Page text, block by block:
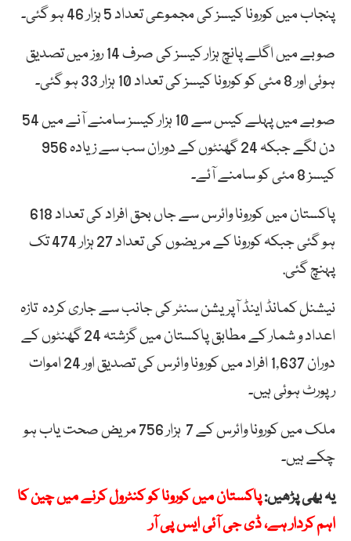
پنجاب میں کورونا کیسز کی مجموعی تعداد 5 ہزار 46 ہو گئی۔
صوبے میں اگلے پانچ ہزار کیسز کی صرف 14 روز میں تصدیق
ہوئی اور 8 مئی کو کورونا کیسز کی تعداد 10 ہزار 33 ہو گئی۔
صوبے میں پہلے کیس سے 10 ہزار کیسز سامنے آنے میں 54
دن لگے جبکہ 24 گھنٹوں کے دوران سب سے زیادہ 956
کیسز 8 مئی کو سامنے آئے۔
پاکستان میں کورونا وائرس سے جاں بحق افراد کی تعداد 618
ہو گئی جبکہ کورونا کے مریضوں کی تعداد 27 ہزار 474 تک
پہنچ گئی.
نیشنل کمانڈ اینڈ آپریشن سنٹر کی جانب سے جاری کردہ تازہ
اعداد و شمار کے مطابق پاکستان میں گزشتہ 24 گھنٹوں کے
دوران 1,637 افراد میں کورونا وائرس کی تصدیق اور 24 اموات
رپورٹ ہوئی ہیں۔
ملک میں کورونا وائرس کے 7 ہزار 756 مریض صحت یاب ہو
چکے ہیں۔
یہ بھی پڑھیں:پاکستان میں کورونا کو کنٹرول کرنے میں چین کا
اہم کردار ہے، ڈی جی آئی ایس پی آر